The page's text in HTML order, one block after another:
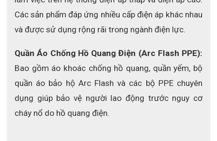
Các sản phẩm đáp ứng nhiều cấp điện áp khác nhau
và được sử dụng rộng rãi trong ngành điện lực.
Bao gồm áo khoác chống hồ quang, quần yếm, bộ
quần áo bảo hộ Arc Flash và các bộ PPE chuyên
dụng giúp bảo vệ người lao động trước nguy cơ
cháy nổ do hồ quang điện.